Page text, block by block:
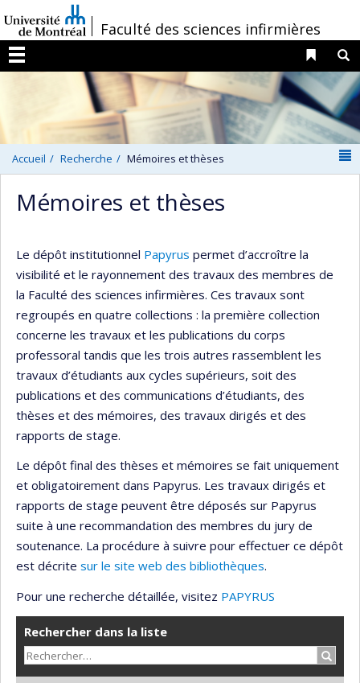
au
contenu
/Faculté des sciences infirmières
Menu
Liens
Accueil Recherche Mémoires et thèses
Mémoires et thèses
Le dépôt institutionnel Papyrus permet d’accroître la
visibilité et le rayonnement des travaux des membres de
la Faculté des sciences infirmières. Ces travaux sont
regroupés en quatre collections : la première collection
concerne les travaux et les publications du corps
professoral tandis que les trois autres rassemblent les
travaux d’étudiants aux cycles supérieurs, soit des
publications et des communications d’étudiants, des
thèses et des mémoires, des travaux dirigés et des
rapports de stage.
Le dépôt final des thèses et mémoires se fait uniquement
et obligatoirement dans Papyrus. Les travaux dirigés et
rapports de stage peuvent être déposés sur Papyrus
suite à une recommandation des membres du jury de
soutenance. La procédure à suivre pour effectuer ce dépôt
est décrite sur le site web des bibliothèques.
Pour une recherche détaillée, visitez PAPYRUS
Rechercher dans la liste